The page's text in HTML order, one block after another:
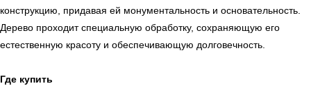
конструкцию, придавая ей монументальность и основательность.
Дерево проходит специальную обработку, сохраняющую его
естественную красоту и обеспечивающую долговечность.
Где купить